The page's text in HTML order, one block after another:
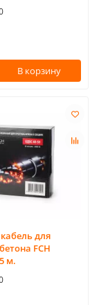
В корзину
для
FCH
м.